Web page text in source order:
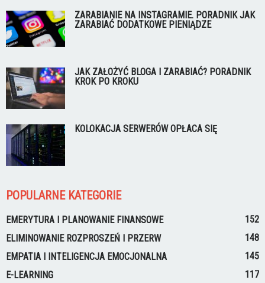
ZARABIANIE NA INSTAGRAMIE. PORADNIK JAK
ZARABIAĆ DODATKOWE PIENIĄDZE
JAK ZAŁOŻYĆ BLOGA I ZARABIAĆ? PORADNIK
KROK PO KROKU
KOLOKACJA SERWERÓW OPŁACA SIĘ
POPULARNE KATEGORIE
EMERYTURA I PLANOWANIE FINANSOWE
152
ELIMINOWANIE ROZPROSZEŃ I PRZERW
148
EMPATIA I INTELIGENCJA EMOCJONALNA
145
E-LEARNING
117